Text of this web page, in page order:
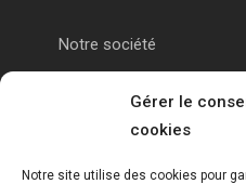
Gérer le
cookies
Notre site utilise des cookies pour
Notre société
Portail alu Saint-Omer